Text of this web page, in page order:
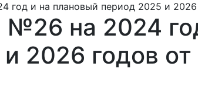
год и на плановый период 2025 и 2026
на 2024
2026 годов от